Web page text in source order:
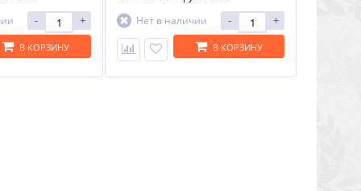
- +
В КОРЗИНУ
Нет в наличии
- +
В КОРЗИНУ